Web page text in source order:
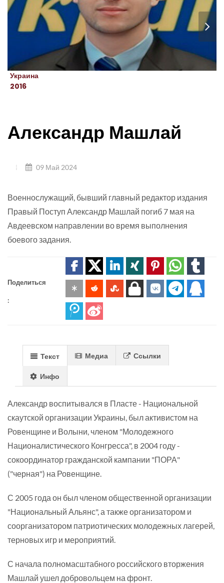
Украина
2016
Александр Машлай
09 Май 2024
Военнослужащий, бывший главный редактор издания
Правый Поступ Александр Машлай погиб 7 мая на
Авдеевском направлении во время выполнения
боевого задания.
Поделиться
:
Текст Медиа Ссылки
Инфо
Александр воспитывался в Пласте - Национальной
скаутской организации Украины, был активистом на
Ровенщине и Волыни, членом "Молодежного
Националистического Конгресса", в 2004 году -
сокоординатор гражданской кампании "ПОРА"
("черная") на Ровенщине.
С 2005 года он был членом общественной организации
"Национальный Альянс", а также организатором и
соорганизатором патриотических молодежных лагерей,
терновых игр и мероприятий.
С начала полномасштабного российского вторжения
Машлай ушел добровольцем на фронт.